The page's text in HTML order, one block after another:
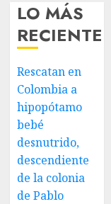
LO MÁS
RECIENTE
Rescatan en
Colombia a
hipopótamo
bebé
desnutrido,
descendiente
de la colonia
de Pablo